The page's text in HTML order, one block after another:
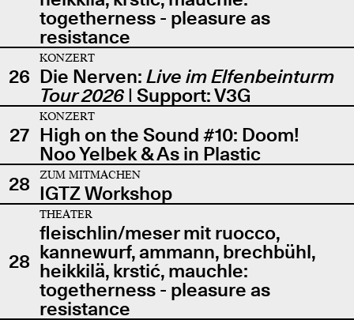
togetherness - pleasure as
resistance
26
KONZERT
Die Nerven: Live im Elfenbeinturm
Tour 2026| Support: V3G
27
KONZERT
High on the Sound #10: Doom!
Noo Yelbek & As in Plastic
28
ZUM MITMACHEN
IGTZ Workshop
28
THEATER
fleischlin/meser mit ruocco,
kannewurf, ammann, brechbühl,
heikkilä, krstić, mauchle:
togetherness - pleasure as
resistance